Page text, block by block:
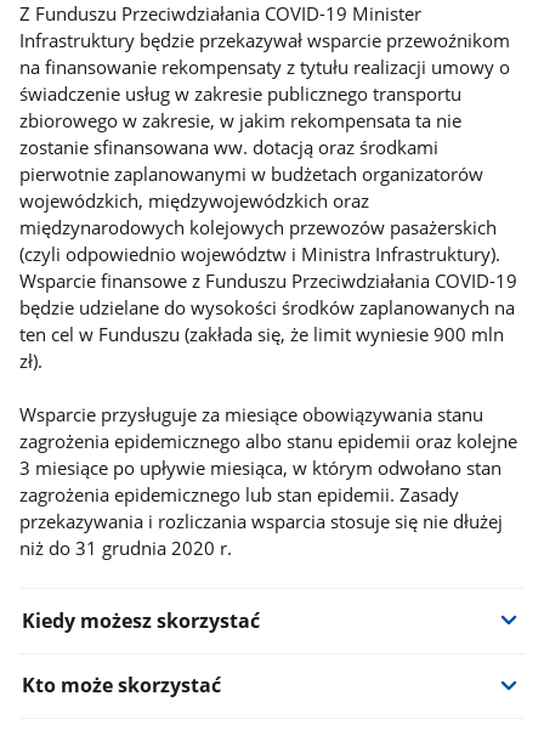
Z Funduszu Przeciwdziałania COVID-19 Minister
Infrastruktury będzie przekazywał wsparcie przewoźnikom
na finansowanie rekompensaty z tytułu realizacji umowy o
świadczenie usług w zakresie publicznego transportu
zbiorowego w zakresie, w jakim rekompensata ta nie
zostanie sfinansowana ww. dotacją oraz środkami
pierwotnie zaplanowanymi w budżetach organizatorów
wojewódzkich, międzywojewódzkich oraz
międzynarodowych kolejowych przewozów pasażerskich
(czyli odpowiednio województw i Ministra Infrastruktury).
Wsparcie finansowe z Funduszu Przeciwdziałania COVID-19
będzie udzielane do wysokości środków zaplanowanych na
ten cel w Funduszu (zakłada się, że limit wyniesie 900 mln
zł).
Wsparcie przysługuje za miesiące obowiązywania stanu
zagrożenia epidemicznego albo stanu epidemii oraz kolejne
3 miesiące po upływie miesiąca, w którym odwołano stan
zagrożenia epidemicznego lub stan epidemii. Zasady
przekazywania i rozliczania wsparcia stosuje się nie dłużej
niż do 31 grudnia 2020 r.
Kiedy możesz skorzystać
Kto może skorzystać